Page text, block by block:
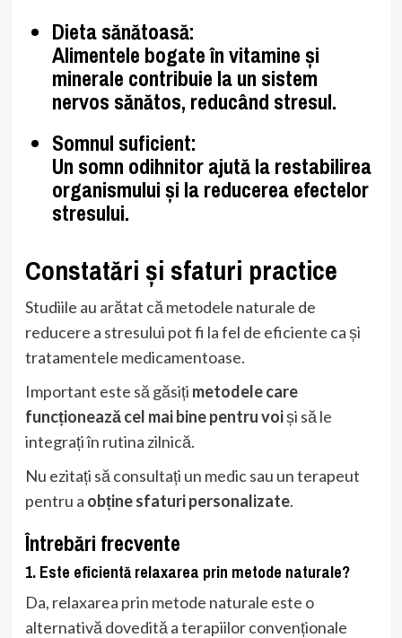
Dieta sănătoasă:
Alimentele bogate în vitamine și
minerale contribuie la un sistem
nervos sănătos, reducând stresul.
Somnul suficient:
Un somn odihnitor ajută la restabilirea
organismului și lareducerea efectelor
stresului.
Constatări și sfaturi practice
Studiile au arătat că metodele naturale de
reducere a stresului pot fi la fel de eficiente ca și
tratamentele medicamentoase.
Important este să găsiți metodele care
funcționează cel mai bine pentru voiși să le
integrați în rutina zilnică.
Nu ezitați să consultați un medic sau un terapeut
pentru a obține sfaturi personalizate.
Întrebări frecvente
1. Este eficientă relaxarea prin metode naturale?
Da, relaxarea prin metode naturale este o
alternativă dovedită a terapiilor convenționale